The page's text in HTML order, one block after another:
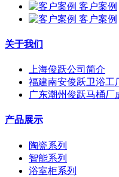
客户案例
客户案例
关于我们
上海俊跃公司简介
福建南安俊跃卫浴工
广东潮州俊跃马桶厂
产品展示
陶瓷系列
智能系列
浴室柜系列